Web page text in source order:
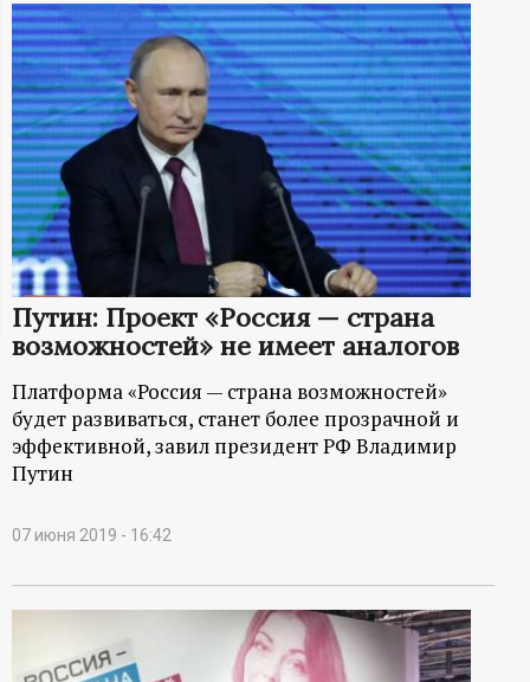
н
ф
о
р
м
а
ц
и
о
н
н
Путин: Проект «Россия — страна
возможностей» не имеет аналогов
Платформа «Россия — страна возможностей»
будет развиваться, станет более прозрачной и
эффективной, завил президент РФ Владимир
Путин
07 июня 2019 - 16:42